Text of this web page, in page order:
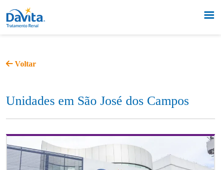
Voltar
Unidades em São José dos Campos